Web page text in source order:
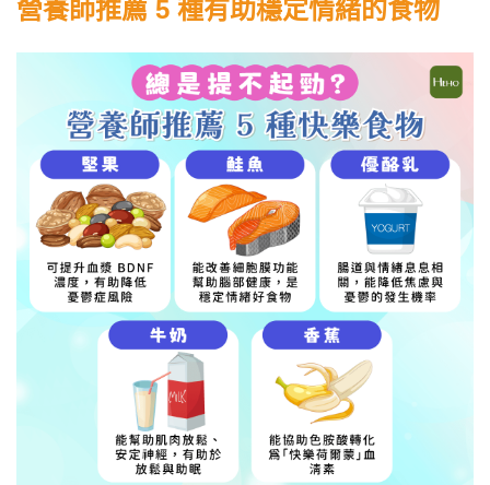
營養師推薦 5 種有助穩定情緒的食物